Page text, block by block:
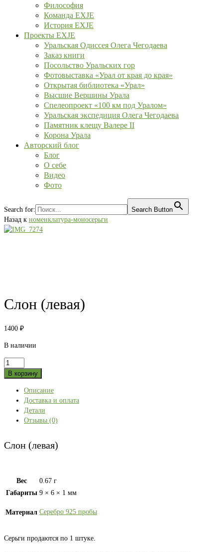
Философия
Команда EXJE
История EXJE
Проекты EXJE
Уральская Одиссея Олега Чегодаева
Заказ книги
Посольство Уральских гор
Фотовыставка «Урал от края до края»
Открытая библиотека «Урал»
Высшие Вершины Урала
Спелеопроект «100 км под Уралом»
Уральская экспедиция Олега Чегодаева
Памятник клещу Валере II
Корона Урала
Авторский блог
Блог
О себе
Видео
Фото
Search for:
Search Button
Назад к номенклатура-моносерьги
Слон (левая)
1400 ₽
В наличии
Количество
товара
(левая)
В корзину
Описание
Доставка и оплата
Детали
Отзывы (0)
Слон (левая)
Вес
0.67 г
Габариты 9 × 6 × 1 мм
Материал Серебро 925 пробы
Серьги продаются по 1 штуке.